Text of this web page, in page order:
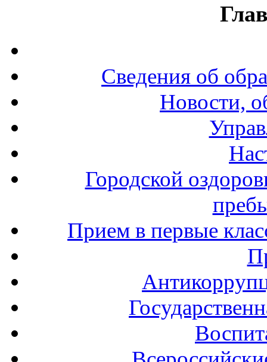
Сведения об
Новости,
Городской
Прием в первые